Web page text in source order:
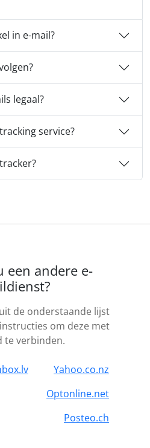
in e-mail?
legaal?
service?
een andere e-
de onderstaande lijst
om deze met
te verbinden.
Yahoo.co.nz
Optonline.net
Posteo.ch